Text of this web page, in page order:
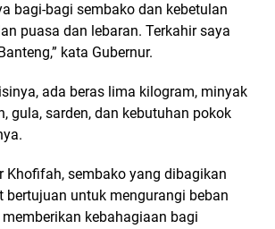
bagi-bagi sembako dan kebetulan
puasa dan lebaran. Terkahir saya
kata Gubernur.
ada beras lima kilogram, minyak
gula, sarden, dan kebutuhan pokok
Khofifah, sembako yang dibagikan
bertujuan untuk mengurangi beban
kebahagiaan bagi